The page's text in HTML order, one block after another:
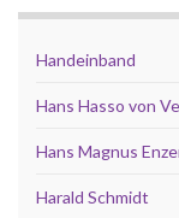
Handeinband
Hans Hasso von
Hans Magnus
Harald Schmidt